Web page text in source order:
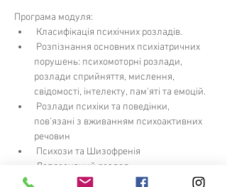
Програма модуля:
Класифікація психічних розладів.
порушень: психомоторні розлади,
розлади сприйняття, мислення,
свідомості, інтелекту, пам'яті та емоцій.
пов'язані з вживанням психоактивних
речовин
Психози та Шизофренія
Депресивний розлад